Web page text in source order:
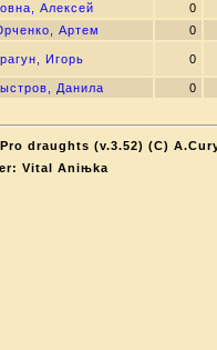
Алексей
0
Артем 0
Игорь 0
Данила 0
draughts (v.3.52) (C)
Vital Aniњka